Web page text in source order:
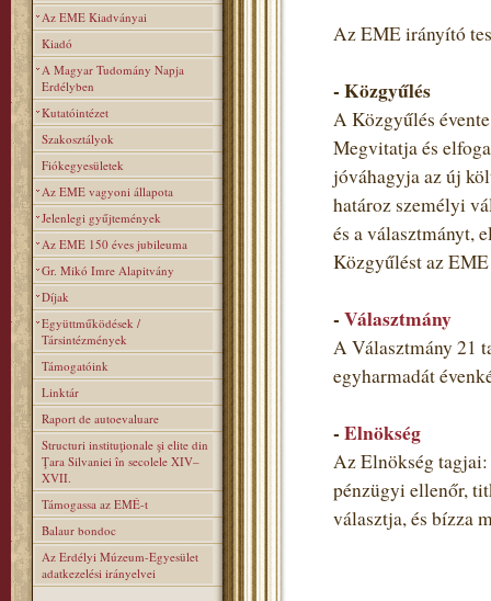
Az EME Kiadványai
Kiadó
A Magyar Tudomány Napja
Erdélyben
Kutatóintézet
Szakosztályok
Fiókegyesületek
Az EME vagyoni állapota
Jelenlegi gyűjtemények
Az EME 150 éves jubileuma
Gr. Mikó Imre Alapitvány
Díjak
Együttműködések /
Társintézmények
Támogatóink
Linktár
Raport de autoevaluare
Structuri instituţionale şi elite din
Ţara Silvaniei în secolele XIV–
XVII.
Támogassa az EMÉ-t
Balaur bondoc
Az Erdélyi Múzeum-Egyesület
adatkezelési irányelvei
Az EME irányító
- Közgyűlés
A Közgyűlés
Megvitatja és
jóváhagyja az új
határoz személyi
és a választmányt,
Közgyűlést az
- Választmány
A Választmány 21
egyharmadát
- Elnökség
Az Elnökség
pénzügyi ellenőr,
választja, és bízza